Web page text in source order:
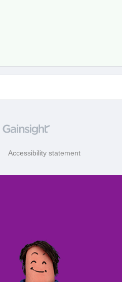
Accessibility statement